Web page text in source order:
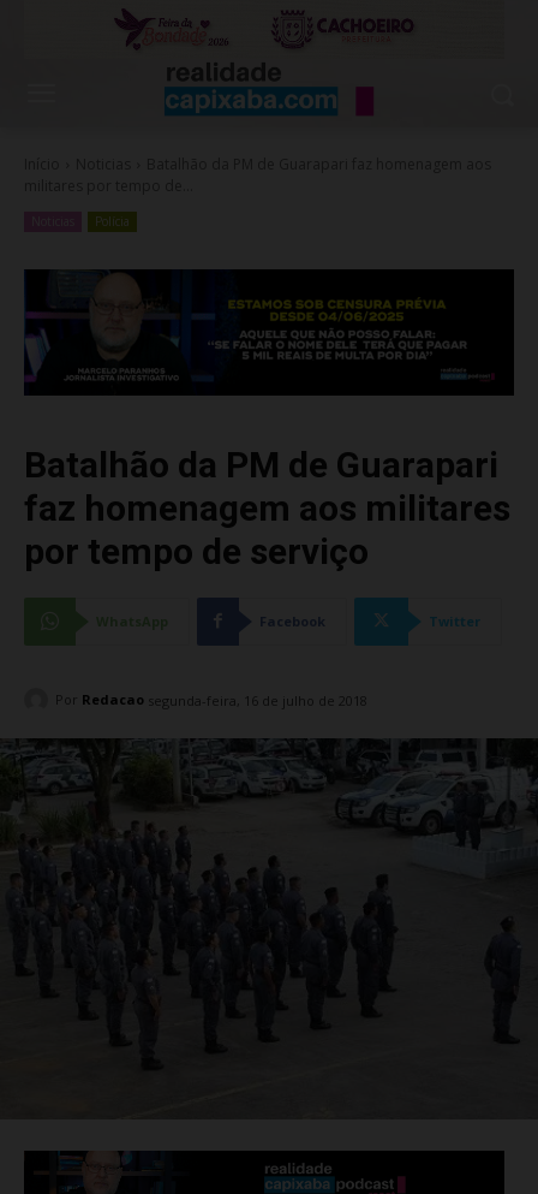
Polícia
Batalhão da PM de Guarapari
faz homenagem aos militares
por tempo de serviço
Facebook Twitter
Por Redacao segunda-feira, 16 de julho de 2018